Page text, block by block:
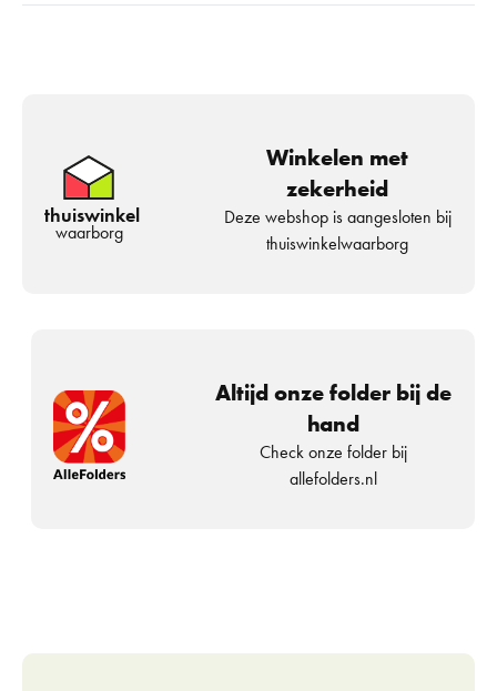
thuiswinkel
waarborg
Winkelen met
zekerheid
Deze webshop is aangesloten bij
thuiswinkelwaarborg
Altijd onze folder bij de
hand
Check onze folder bij
allefolders.nl